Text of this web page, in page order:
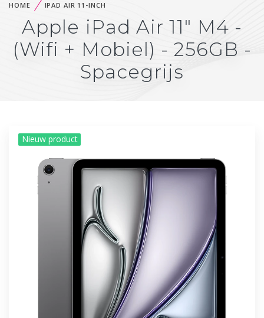
HOME IPAD AIR 11-INCH
Apple iPad Air 11" M4 -
(Wifi + Mobiel) - 256GB -
Spacegrijs
Nieuw product